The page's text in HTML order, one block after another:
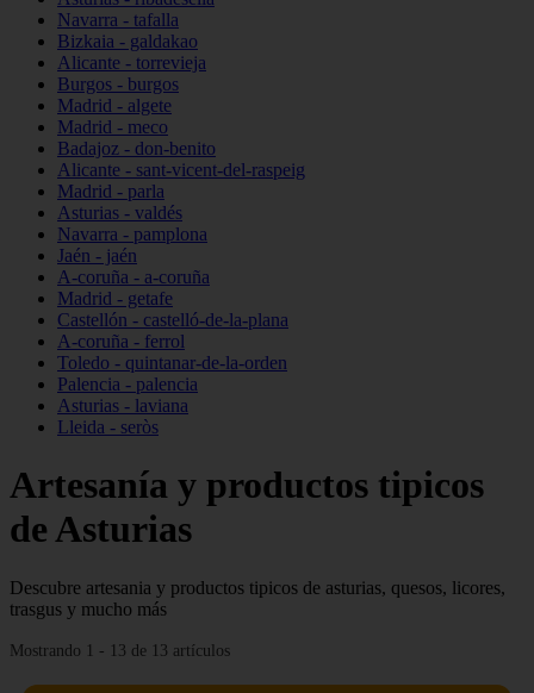
Navarra - tafalla
Bizkaia - galdakao
Alicante - torrevieja
Burgos - burgos
Madrid - algete
Madrid - meco
Badajoz - don-benito
Alicante - sant-vicent-del-raspeig
Madrid - parla
Asturias - valdés
Navarra - pamplona
Jaén - jaén
A-coruña - a-coruña
Madrid - getafe
Castellón - castelló-de-la-plana
A-coruña - ferrol
Toledo - quintanar-de-la-orden
Palencia - palencia
Asturias - laviana
Lleida - seròs
Artesanía y productos tipicos
de Asturias
Descubre artesania y productos tipicos de asturias, quesos, licores,
trasgus y mucho más
Mostrando 1 - 13 de 13 artículos